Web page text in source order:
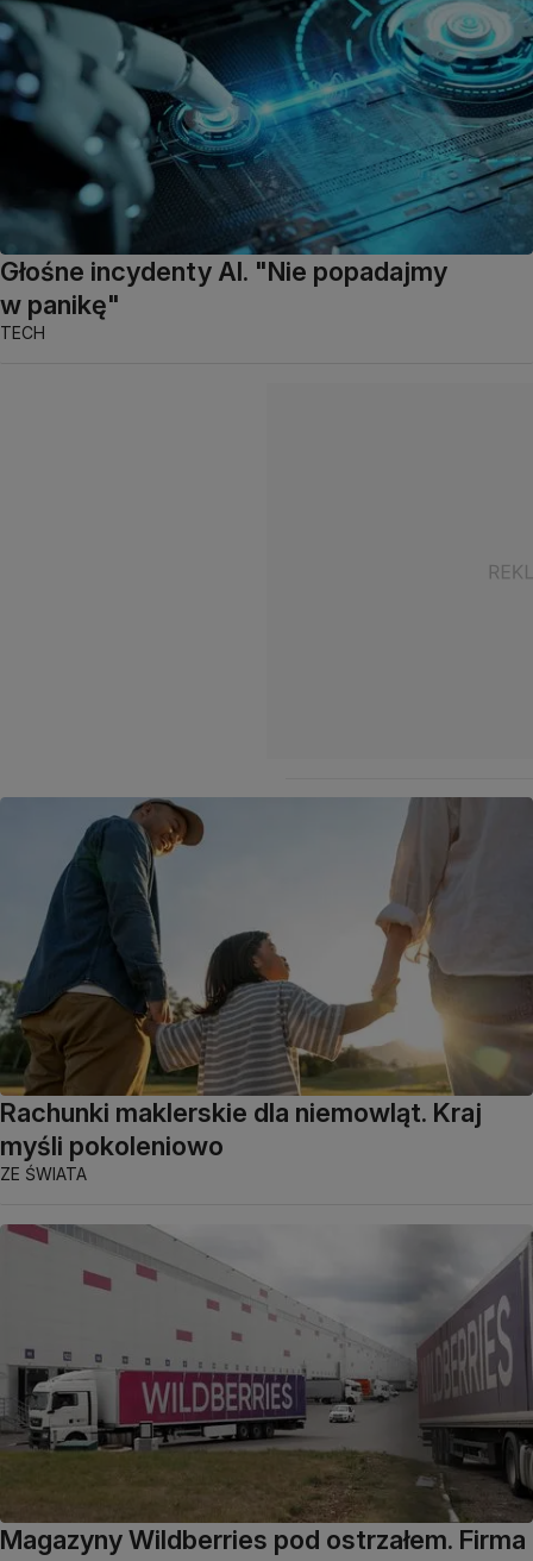
Głośne incydenty AI. "Nie popadajmy
w panikę"
TECH
Rachunki maklerskie dla niemowląt. Kraj
myśli pokoleniowo
ZE ŚWIATA
Magazyny Wildberries pod ostrzałem. Firma